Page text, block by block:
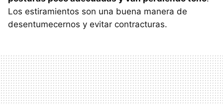
Los estiramientos son una buena manera de
desentumecernos y evitar contracturas.